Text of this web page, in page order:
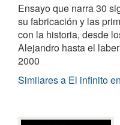
Ensayo que narra 30
su fabricación y las
con la historia, desde
Alejandro hasta el
2000
Similares a El infinito